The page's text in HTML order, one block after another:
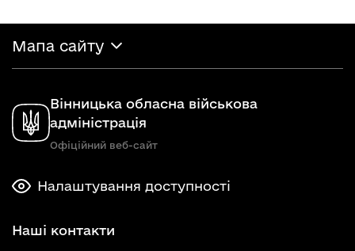
Мапа сайту
Вінницька обласна військова
адміністрація
Офіційний веб-сайт
Налаштування доступності
Наші контакти